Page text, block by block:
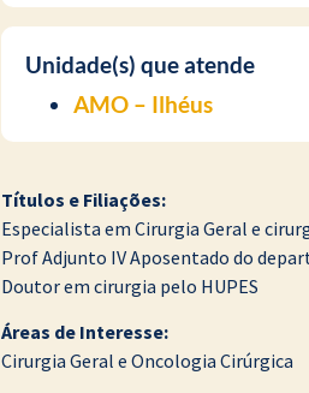
Unidade(s) que atende
AMO – Ilhéus
Títulos e Filiações:
Especialista em Cirurgia Geral e
Prof Adjunto IV Aposentado do
Doutor em cirurgia pelo HUPES
Áreas de Interesse:
Cirurgia Geral e Oncologia Cirúrgica